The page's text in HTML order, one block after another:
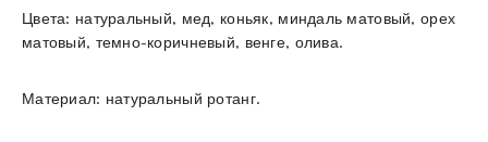
Цвета: натуральный, мед, коньяк, миндаль матовый, орех
матовый, темно-коричневый, венге, олива.
Материал: натуральный ротанг.